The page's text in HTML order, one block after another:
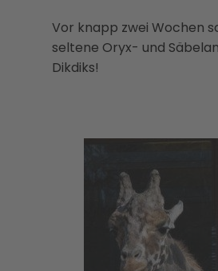
Vor knapp zwei Wochen
seltene Oryx- und
Dikdiks!